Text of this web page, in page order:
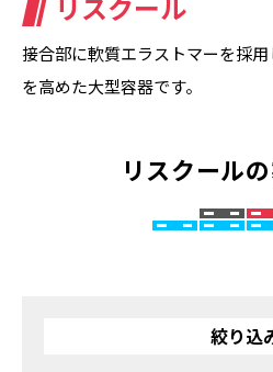
接合部に軟質エラストマーを採
を高めた大型容器です。
リスクール
絞り込